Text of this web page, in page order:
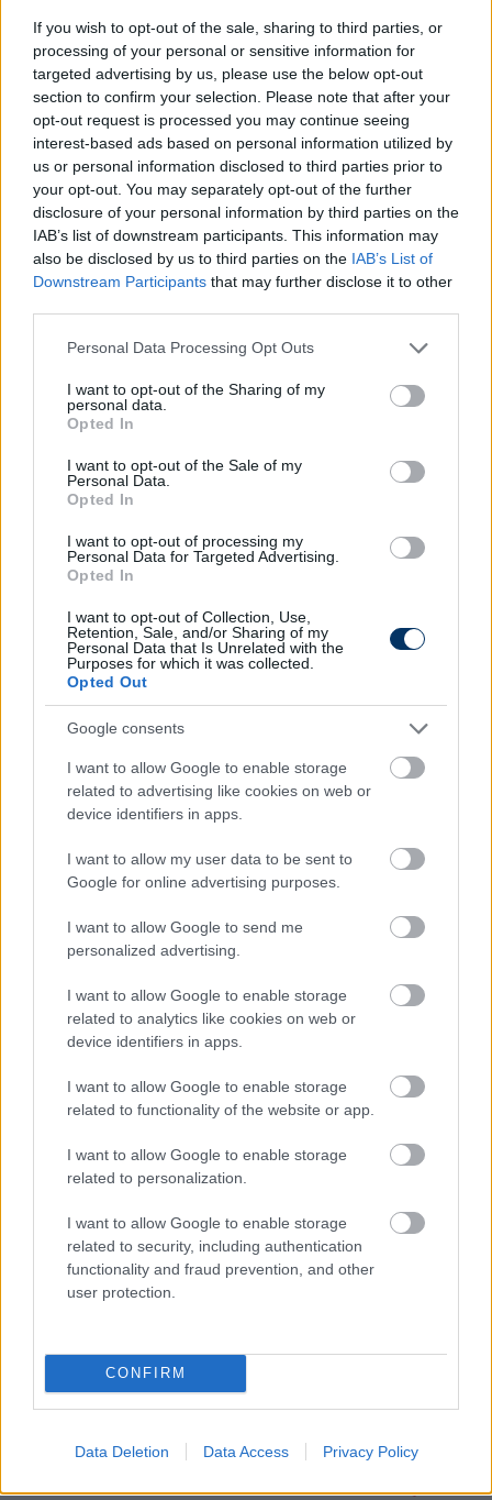
If you wish to opt-out of the sale, sharing to third parties, or
processing of your personal or sensitive information for
targeted advertising by us, please use the below opt-out
section to confirm your selection. Please note that after your
opt-out request is processed you may continue seeing
interest-based ads based on personal information utilized by
us or personal information disclosed to third parties prior to
your opt-out. You may separately opt-out of the further
disclosure of your personal information by third parties on the
IAB’s list of downstream participants. This information may
also be disclosed by us to third parties on the IAB’s List of
Downstream Participants that may further disclose it to other
Please note that this website/app uses one or more Google
not limited to your visit or usage behaviour. You may click to
grant or deny consent to Google and its third-party tags to
use your data for below specified purposes in below Google
consent section.
Personal Data Processing Opt Outs
I want to opt-out of the Sharing of my
personal data.
Opted In
I want to opt-out of the Sale of my
Personal Data.
Opted In
I want to opt-out of processing my
Personal Data for Targeted Advertising.
Opted In
I want to opt-out of Collection, Use,
Retention, Sale, and/or Sharing of my
Personal Data that Is Unrelated with the
Purposes for which it was collected.
Opted Out
Google consents
I want to allow Google to enable storage
related to advertising like cookies on web or
device identifiers in apps.
I want to allow my user data to be sent to
Google for online advertising purposes.
I want to allow Google to send me
personalized advertising.
I want to allow Google to enable storage
related to analytics like cookies on web or
device identifiers in apps.
I want to allow Google to enable storage
related to functionality of the website or app.
I want to allow Google to enable storage
related to personalization.
I want to allow Google to enable storage
related to security, including authentication
functionality and fraud prevention, and other
user protection.
CONFIRM
Data Deletion Data Access Privacy Policy
frissíteni fogja csapatát. Hozzátette: a válogatott
középpályásKalmár Zsolt műtét utáni
rehabilitációját végzi, még nem bevethető, a
koszovói támadó,Lirim Kastrati pedig kisebb
sérülése után várhatóan két héten belül léphet
pályára.
Csongvai Áron csapatkapitány hangsúlyozta, hogy
idénybeli első hazai meccsüket szeretnék domináns
futballal megnyerni.
Kérdésre elmondta, hogy valamelyest átalakult a
szezonra.
A Fehérvár FC 2-1-es előnyről várja a szerdai
visszavágót az azeri Sumqayit FK ellen. A párharc
ciprusi Omonia Nicosia és a georgiai Torpedo
Kutaiszi csatájának továbbjutójával csap össze a
Omonia nyerte 3-1-re -, a vesztes pedig búcsúzik a
nemzetközi porondtól. A szerdai összecsapást a
Duna 19 órától élőben közvetíti.
(MTI nyomán)
Olvastad már?
KL-selejtezők: A Vidibe berobbanó
fiatal elmondta, mi lesz a
Pető Milán örül az eddig kapott lehetőségnek, és úgy
Elolvasom
Itt állíthatod be, hogy a Csakfoci az elsők
között legyen a Google-találatokban
Tetszett a cikk? Megosztanád?
Link másolása Email küldés
CÍMKÉK: #VIDI #FEHÉRVÁR
#KL-SELEJTEZŐK
#CSONGVAI ÁRON
#SPANDLER CSABA #SUMQAYIT